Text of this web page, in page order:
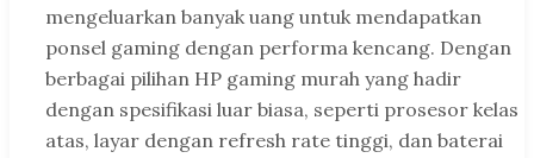
mengeluarkan banyak uang untuk mendapatkan
ponsel gaming dengan performa kencang. Dengan
berbagai pilihan HP gaming murah yang hadir
dengan spesifikasi luar biasa, seperti prosesor kelas
atas, layar dengan refresh rate tinggi, dan baterai